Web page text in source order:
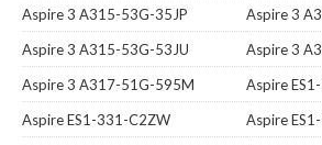
Aspire 3 A315-53G-35JP
Aspire 3
Aspire 3 A315-53G-53JU
Aspire 3
Aspire 3 A317-51G-595M
Aspire
Aspire ES1-331-C2ZW
Aspire